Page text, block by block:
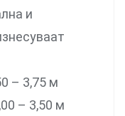
и
– 3,75 м
– 3,50 м